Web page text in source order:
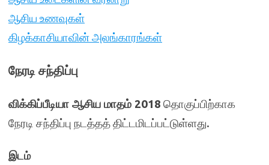
ஆசிய உணவுகள்
கிழக்காசியாவின் அலங்காரங்கள்
நேரடி சந்திப்பு
விக்கிப்பீடியா ஆசிய மாதம் 2018 தொகுப்பிற்காக
நேரடி சந்திப்பு நடத்தத் திட்டமிடப்பட்டுள்ளது.
இடம்